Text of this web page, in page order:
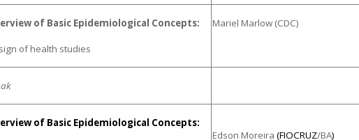
of Basic Epidemiological Concepts:
of health studies
Mariel Marlow (CDC)
of Basic Epidemiological Concepts:
Edson Moreira (FIOCRUZ/BA)